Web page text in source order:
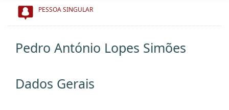
PESSOA SINGULAR
Pedro António Lopes Simões
Dados Gerais